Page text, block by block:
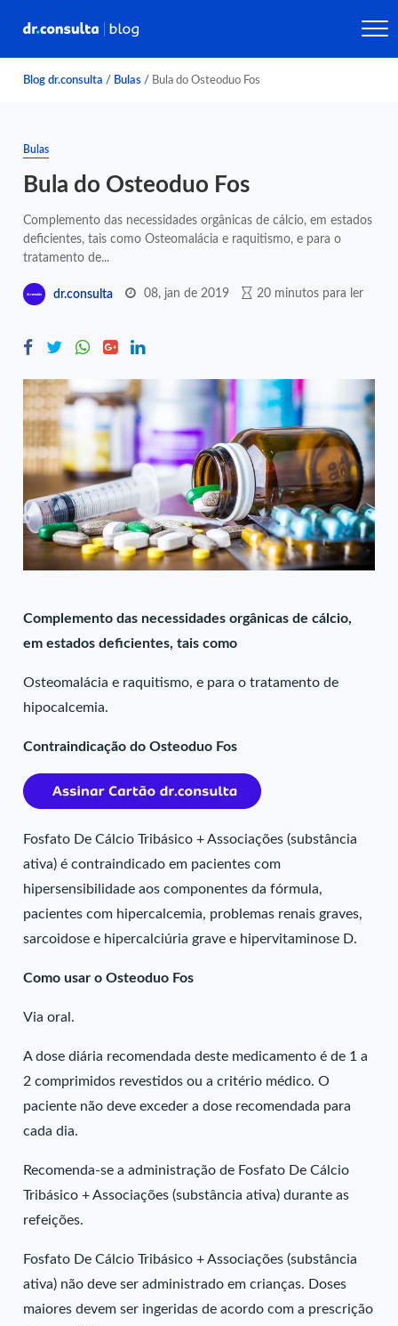
Blog dr.consulta / Bulas / Bula do Osteoduo Fos
Bulas
Bula do Osteoduo Fos
Complemento das necessidades orgânicas de cálcio, em estados
deficientes, tais como Osteomalácia e raquitismo, e para o
tratamento de...
dr.consulta 08, jan de 2019 20 minutos para ler
Complemento das necessidades orgânicas de cálcio,
em estados deficientes, tais como
Osteomalácia e raquitismo, e para o tratamento de
hipocalcemia.
Contraindicação do Osteoduo Fos
Fosfato De Cálcio Tribásico + Associações (substância
ativa) é contraindicado em pacientes com
hipersensibilidade aos componentes da fórmula,
pacientes com hipercalcemia, problemas renais graves,
sarcoidose e hipercalciúria grave e hipervitaminose D.
Como usar o Osteoduo Fos
Via oral.
A dose diária recomendada deste medicamento é de 1 a
2 comprimidos revestidos ou a critério médico. O
paciente não deve exceder a dose recomendada para
cada dia.
Recomenda-se a administração de Fosfato De Cálcio
Tribásico + Associações (substância ativa) durante as
refeições.
Fosfato De Cálcio Tribásico + Associações (substância
ativa) não deve ser administrado em crianças. Doses
maiores devem ser ingeridas de acordo com a prescrição